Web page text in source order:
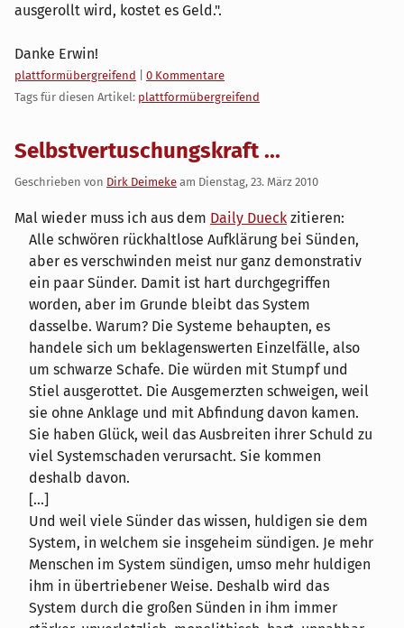
ausgerollt wird, kostet es Geld.".
Danke Erwin!
Kategorien:
plattformübergreifend
0 Kommentare
Tags für diesen Artikel: plattformübergreifend
Selbstvertuschungskraft ...
Geschrieben von Dirk Deimeke am Dienstag, 23. März 2010
Mal wieder muss ich aus dem Daily Dueck zitieren:
Alle schwören rückhaltlose Aufklärung bei Sünden,
aber es verschwinden meist nur ganz demonstrativ
ein paar Sünder. Damit ist hart durchgegriffen
worden, aber im Grunde bleibt das System
dasselbe. Warum? Die Systeme behaupten, es
handele sich um beklagenswerten Einzelfälle, also
um schwarze Schafe. Die würden mit Stumpf und
Stiel ausgerottet. Die Ausgemerzten schweigen, weil
sie ohne Anklage und mit Abfindung davon kamen.
Sie haben Glück, weil das Ausbreiten ihrer Schuld zu
viel Systemschaden verursacht. Sie kommen
deshalb davon.
[...]
Und weil viele Sünder das wissen, huldigen sie dem
System, in welchem sie insgeheim sündigen. Je mehr
Menschen im System sündigen, umso mehr huldigen
ihm in übertriebener Weise. Deshalb wird das
System durch die großen Sünden in ihm immer